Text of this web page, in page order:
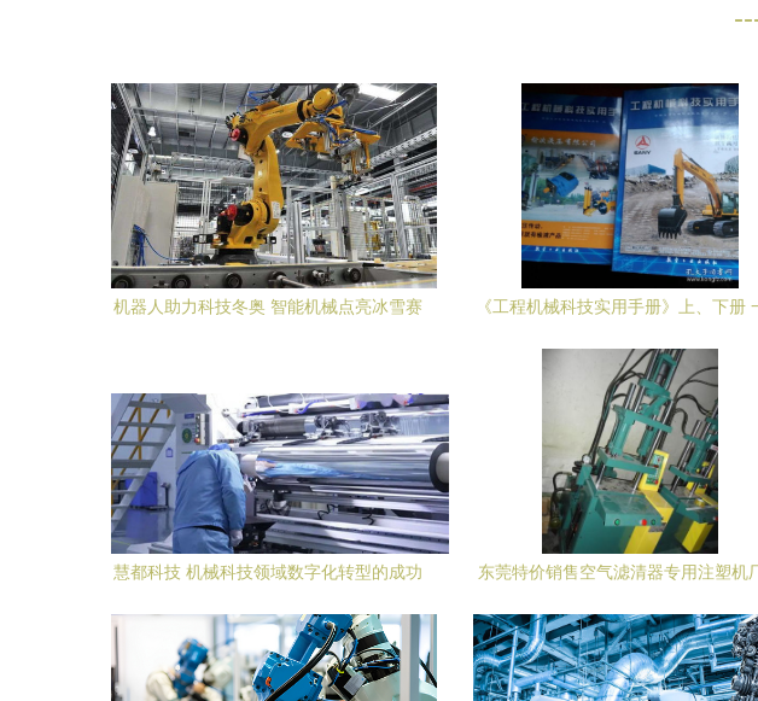
机器人助力科技冬奥 智能机械点亮冰雪赛
《工程机械科技实用手册》上、下册
慧都科技 机械科技领域数字化转型的成功
东莞特价销售空气滤清器专用注塑机